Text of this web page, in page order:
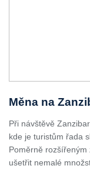
Měna na
Při návštěvě
kde je turistům řada
Poměrně
ušetřit nemalé